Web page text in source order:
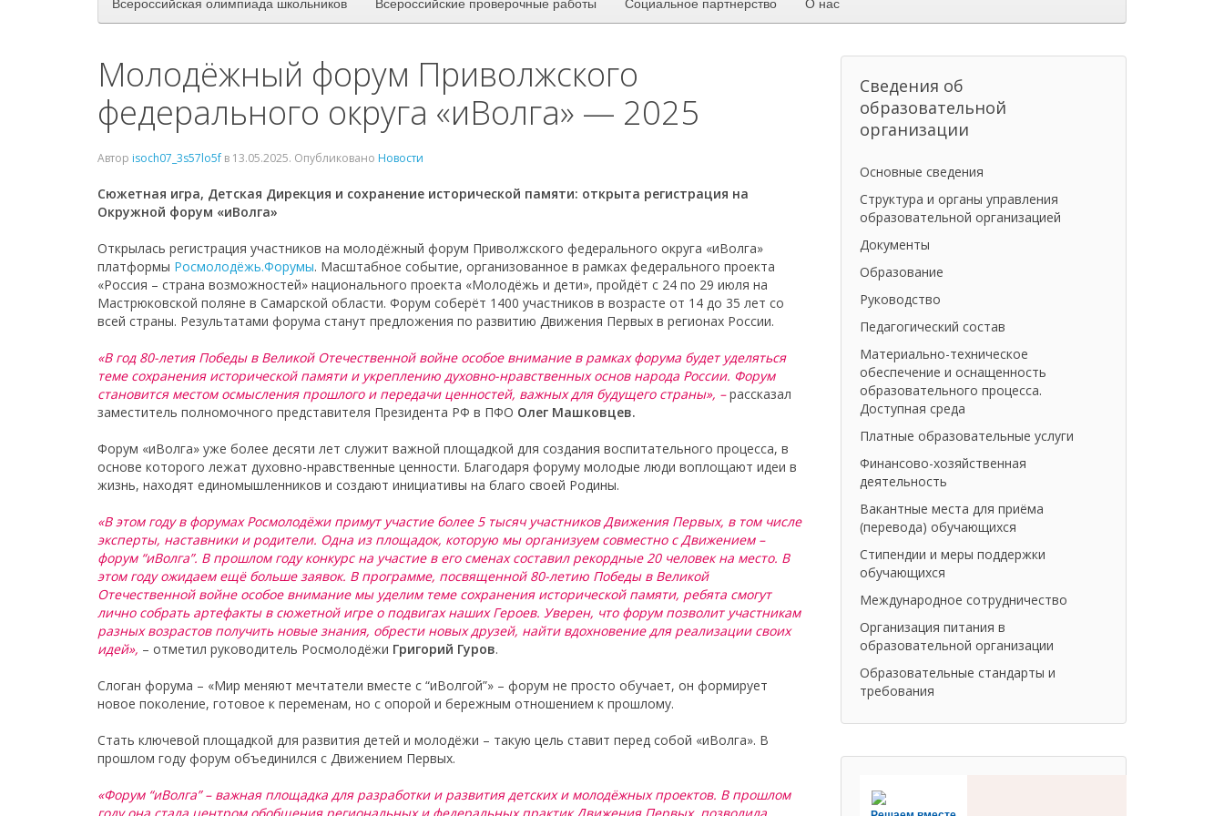
Молодёжный форум Приволжского
федерального округа «иВолга» — 2025
Автор isoch07_3s57lo5f в 13.05.2025. Опубликовано Новости
Сюжетная игра, Детская Дирекция и сохранение исторической памяти: открыта регистрация на
Окружной форум «иВолга»
Открылась регистрация участников на молодёжный форум Приволжского федерального округа «иВолга»
платформы Росмолодёжь.Форумы. Масштабное событие, организованное в рамках федерального проекта
«Россия – страна возможностей» национального проекта «Молодёжь и дети», пройдёт с 24 по 29 июля на
Мастрюковской поляне в Самарской области. Форум соберёт 1400 участников в возрасте от 14 до 35 лет со
всей страны. Результатами форума станут предложения по развитию Движения Первых в регионах России.
«В год 80-летия Победы в Великой Отечественной войне особое внимание в рамках форума будет уделяться
теме сохранения исторической памяти и укреплению духовно-нравственных основ народа России. Форум
становится местом осмысления прошлого и передачи ценностей, важных для будущего страны», –рассказал
заместитель полномочного представителя Президента РФ в ПФО Олег Машковцев.
Форум «иВолга» уже более десяти лет служит важной площадкой для создания воспитательного процесса, в
основе которого лежат духовно-нравственные ценности. Благодаря форуму молодые люди воплощают идеи в
жизнь, находят единомышленников и создают инициативы на благо своей Родины.
«В этом году в форумах Росмолодёжи примут участие более 5 тысяч участников Движения Первых, в том числе
эксперты, наставники и родители. Одна из площадок, которую мы организуем совместно с Движением –
форум “иВолга”. В прошлом году конкурс на участие в его сменах составил рекордные 20 человек на место. В
этом году ожидаем ещё больше заявок. В программе, посвященной 80-летию Победы в Великой
Отечественной войне особое внимание мы уделим теме сохранения исторической памяти, ребята смогут
лично собрать артефакты в сюжетной игре о подвигах наших Героев. Уверен, что форум позволит участникам
разных возрастов получить новые знания, обрести новых друзей, найти вдохновение для реализации своих
идей», – отметил руководитель Росмолодёжи Григорий Гуров.
Слоган форума – «Мир меняют мечтатели вместе с “иВолгой”» – форум не просто обучает, он формирует
новое поколение, готовое к переменам, но с опорой и бережным отношением к прошлому.
Стать ключевой площадкой для развития детей и молодёжи – такую цель ставит перед собой «иВолга». В
прошлом году форум объединился с Движением Первых.
«Форум “иВолга” – важная площадка для разработки и развития детских и молодёжных проектов. В прошлом
Сведения об
образовательной
организации
Основные сведения
Структура и органы управления
образовательной организацией
Документы
Образование
Руководство
Педагогический состав
Материально-техническое
обеспечение и оснащенность
образовательного процесса.
Доступная среда
Платные образовательные услуги
Финансово-хозяйственная
деятельность
Вакантные места для приёма
(перевода) обучающихся
Стипендии и меры поддержки
обучающихся
Международное сотрудничество
Организация питания в
образовательной организации
Образовательные стандарты и
требования